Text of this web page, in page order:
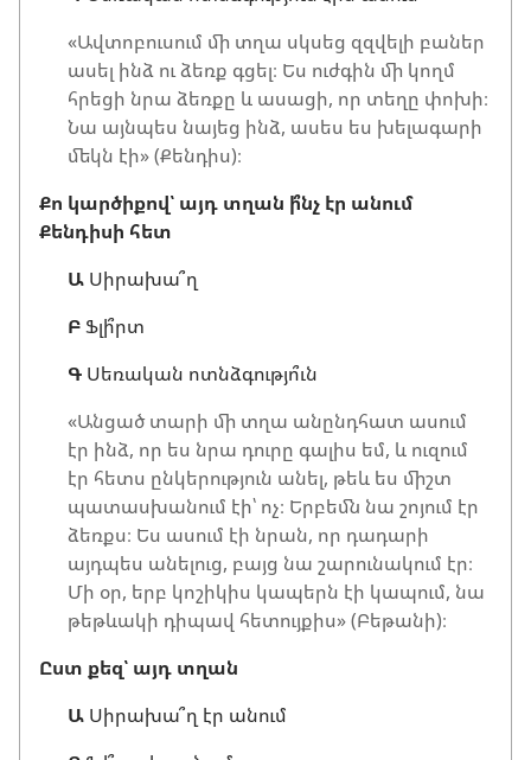
«Ավտոբուսում մի տղա սկսեց զզվելի բաներ
ասել ինձ ու ձեռք գցել։ Ես ուժգին մի կողմ
հրեցի նրա ձեռքը և ասացի, որ տեղը փոխի։
Նա այնպես նայեց ինձ, ասես ես խելագարի
մեկն էի» (Քենդիս)։
Քո կարծիքով՝ այդ տղան ի՞նչ էր անում
Քենդիսի հետ
Ա Սիրախա՞ղ
ԲՖլի՞րտ
Գ Սեռական ոտնձգությո՞ւն
«Անցած տարի մի տղա անընդհատ ասում
էր ինձ, որ ես նրա դուրը գալիս եմ, և ուզում
էր հետս ընկերություն անել, թեև ես միշտ
պատասխանում էի՝ ոչ։ Երբեմն նա շոյում էր
ձեռքս։ Ես ասում էի նրան, որ դադարի
այդպես անելուց, բայց նա շարունակում էր։
Մի օր, երբ կոշիկիս կապերն էի կապում, նա
թեթևակի դիպավ հետույքիս» (Բեթանի)։
Ըստ քեզ՝ այդ տղան
Ա Սիրախա՞ղ էր անում